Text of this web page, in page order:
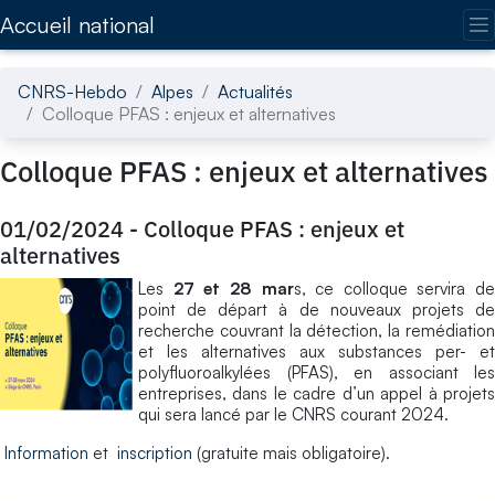
Accueil national
CNRS-Hebdo Alpes
Actualités
Colloque PFAS : enjeux et alternatives
Colloque PFAS : enjeux et alternatives
01/02/2024 - Colloque PFAS : enjeux et
alternatives
Les 27 et 28 mars, ce colloque servira de
point de départ à de nouveaux projets de
recherche couvrant la détection, la remédiation
et les alternatives aux substances per- et
polyfluoroalkylées (PFAS), en associant les
entreprises, dans le cadre d’un appel à projets
qui sera lancé par le CNRS courant 2024.
Information et inscription (gratuite mais obligatoire).